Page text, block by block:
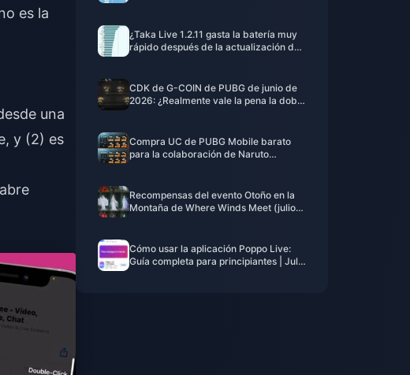
es la
una
y (2) es
¿Taka Live 1.2.11 gasta la batería muy
rápido después de la actualización de
CDK de G-COIN de PUBG de junio de
2026: ¿Realmente vale la pena la doble
Compra UC de PUBG Mobile barato
para la colaboración de Naruto
Recompensas del evento Otoño en la
Montaña de Where Winds Meet (julio
Cómo usar la aplicación Poppo Live:
Guía completa para principiantes | Julio